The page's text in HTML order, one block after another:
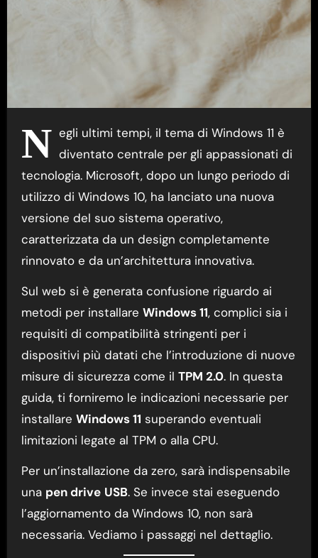
N egli ultimi tempi, il tema di Windows 11 è
diventato centrale per gli appassionati di
tecnologia. Microsoft, dopo un lungo periodo di
utilizzo di Windows 10, ha lanciato una nuova
versione del suo sistema operativo,
caratterizzata da un design completamente
rinnovato e da un’architettura innovativa.
Sul web si è generata confusione riguardo ai
metodi per installare Windows 11, complici sia i
requisiti di compatibilità stringenti per i
dispositivi più datati che l’introduzione di nuove
misure di sicurezza come il TPM 2.0. In questa
guida, ti forniremo le indicazioni necessarie per
installare Windows 11 superando eventuali
limitazioni legate al TPM o alla CPU.
Per un’installazione da zero, sarà indispensabile
una pen drive USB. Se invece stai eseguendo
l’aggiornamento da Windows 10, non sarà
necessaria. Vediamo i passaggi nel dettaglio.